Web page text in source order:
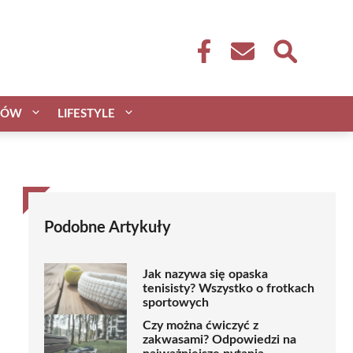
LIFESTYLE
Podobne Artykuły
Jak nazywa się opaska
tenisisty? Wszystko o frotkach
sportowych
Czy można ćwiczyć z
zakwasami? Odpowiedzi na